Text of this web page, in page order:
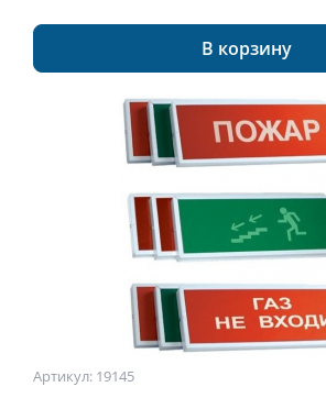
В корзину
Артикул: 19145